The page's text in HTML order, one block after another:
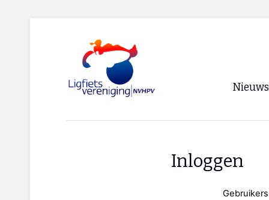
Nieuws
Inloggen